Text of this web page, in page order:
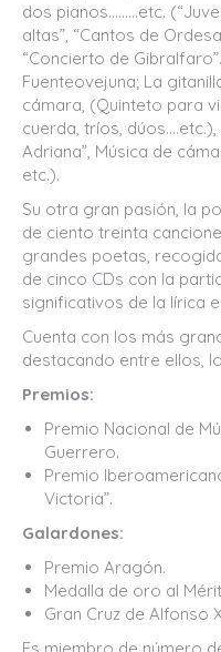
dos pianos………etc.
altas”, “Cantos de
“Concierto de
Fuenteovejuna; La
cámara, (Quinteto para
cuerda, tríos,
Adriana”, Música de
etc.).
Su otra gran pasión, la
de ciento treinta
grandes poetas,
de cinco CDs con la
significativos de la lírica
Cuenta con los más
destacando entre ellos,
Premios:
Premio Nacional de
Guerrero.
Premio
Victoria”.
Galardones:
Premio Aragón.
Medalla de oro al
Gran Cruz de Alfonso